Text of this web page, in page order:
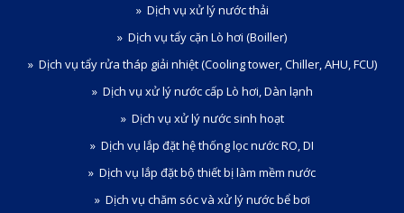
Dịch vụ xử lý nước thải
Dịch vụ tẩy cặn Lò hơi (Boiller)
Dịch vụ tẩy rửa tháp giải nhiệt (Cooling tower, Chiller, AHU, FCU)
Dịch vụ xử lý nước cấp Lò hơi, Dàn lạnh
Dịch vụ xử lý nước sinh hoạt
Dịch vụ lắp đặt hệ thống lọc nước RO, DI
Dịch vụ lắp đặt bộ thiết bị làm mềm nước
Dịch vụ chăm sóc và xử lý nước bể bơi